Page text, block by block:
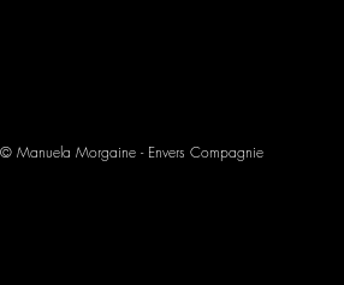
© Manuela Morgaine - Envers Compagnie